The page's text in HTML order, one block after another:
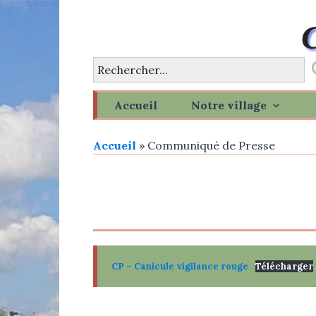
Accueil Notre village
Accueil » Communiqué de Presse
CP – Canicule vigilance rouge Télécharger